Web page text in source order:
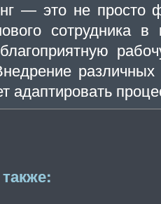
— это не просто
сотрудника в
различных
адаптировать